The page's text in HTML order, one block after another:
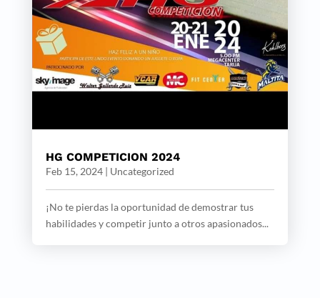
HG COMPETICION 2024
Feb 15, 2024| Uncategorized
¡No te pierdas la oportunidad de demostrar tus
habilidades y competir junto a otros apasionados...